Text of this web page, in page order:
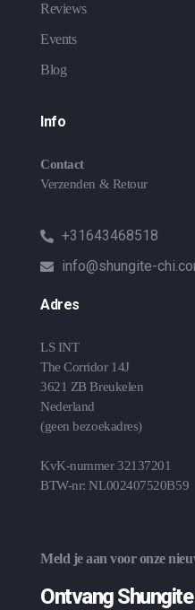
Reviews
Events
Blog
Info
Contact
Verzenden & Retour
+31643468518
info@shungite-
Adres
LS INT
The Corridor 14J
3621 ZB Breukelen
Nederland
(geen bezoekadres)
KvK-nummer 32137201
BTW-nr: NL002407520B59
Meld je aan voor onze
Ontvang